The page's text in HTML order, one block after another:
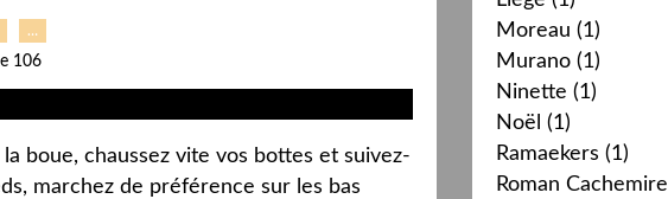
…
106
boue, chaussez vite vos bottes et suivez-
marchez de préférence sur les bas
Moreau (1)
Murano (1)
Ninette (1)
Noël (1)
Ramaekers (1)
Roman Cachemire